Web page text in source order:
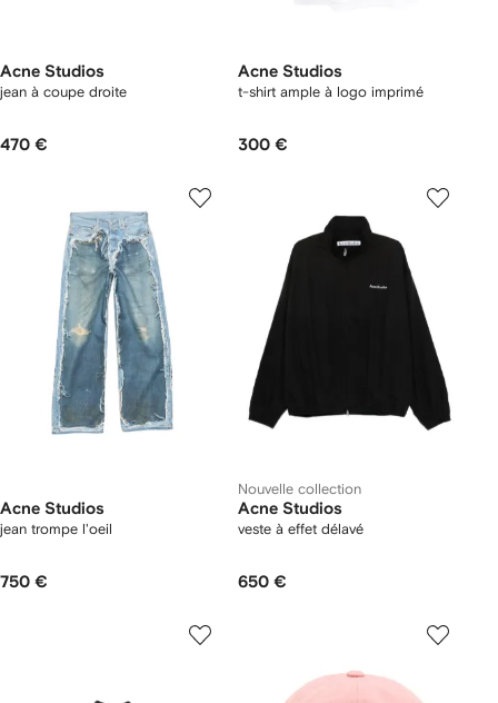
Acne Studios
jean à coupe droite
470 €
Acne Studios
t-shirt ample à logo imprimé
300 €
Acne Studios
jean trompe l'oeil
750 €
Nouvelle collection
Acne Studios
veste à effet délavé
650 €